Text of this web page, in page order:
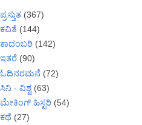
ಪ್ರಸ್ತುತ (367)
ಕವಿತೆ (144)
ಕಾದಂಬರಿ (142)
ಇತರೆ (90)
ಓದಿನರಮನೆ (72)
ಸಿನಿ - ವಿಶ್ವ (63)
ಮೇಕಿಂಗ್ ಹಿಸ್ಟರಿ (54)
ಕಥೆ (27)